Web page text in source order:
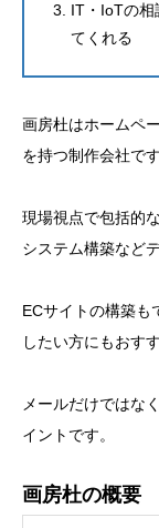
IT・IoTの相
てくれる
画房杜はホームペ
を持つ制作会社です
現場視点で包括的
システム構築など
ECサイトの構築も
したい方にもおす
メールだけではな
イントです。
画房杜の概要